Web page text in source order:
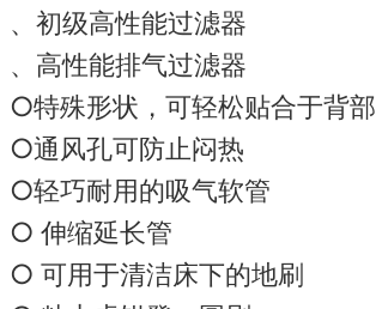
、初级高性能过滤器
、高性能排气过滤器
○特殊形状，可轻松贴合于背部
○通风孔可防止闷热
○轻巧耐用的吸气软管
○ 伸缩延长管
○ 可用于清洁床下的地刷